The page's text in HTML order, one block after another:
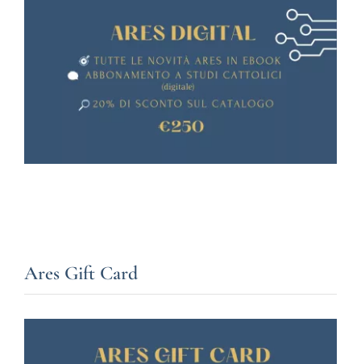
Ares Gift Card